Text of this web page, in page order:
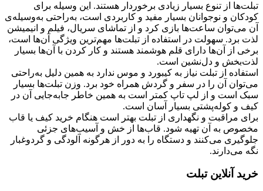
تبلت‌ها از تنوع بسیار زیادی برخوردار هستند. این وسیله برای
کودکان و نوجوانان بسیار مفید و کاربردی است، به‌راحتی به‌وسیله‌ی
آن می‌توان ساعت‌ها بازی کرد و از تماشای سریال، فیلم و انیمیشن
لذت برد. سهولت در استفاده‌ از تبلت‌ها مهم‌ترین ویژگی‌ آن‌ها است،
برخی از آن‌ها دارای قلم هوشمند هستند و کار کردن با آن‌ها بسیار
لذت‌بخش و دل‌نشین است.
استفاده از تبلت نیاز به کیبورد و موس ندارد به همین دلیل به‌راحتی
می‌توان آن را در سفر و گردش همراه خود برد. وزن تبلت‌ها بسیار
سبک است و از لپ تاپ کمتر است به همین خاطر جابه‌جایی آن در
کیف و کوله‌پشتی بسیار آسان است.
برای مراقبت و نگهداری از تبلت بهتر است هنگام خرید کیف یا قاب
مخصوص به آن تهیه شود. قاب‌ها از خش و آسیب‌های جزئی
جلوگیری می‌کنند و دستگاه را به دور از هرگونه آلودگی و گردوغبار
نگه می‌دارند.
خرید آنلاین تبلت